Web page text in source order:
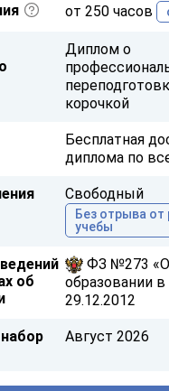
от 250 часов
Диплом о
корочкой
Бесплатная
диплома по
Свободный
Без отрыва от
учебы
об
ФЗ №273
образовании
29.12.2012
Август 2026